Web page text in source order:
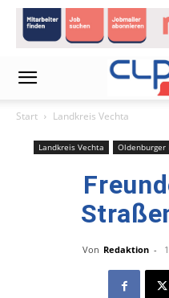
Start Landkreis Vechta
Landkreis Vechta
Von Redaktion -